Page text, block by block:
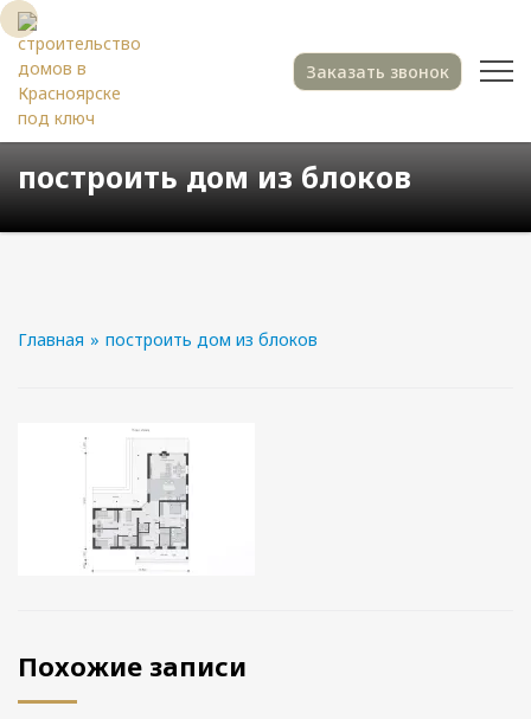
Заказать звонок
построить дом из блоков
Главная » построить дом из блоков
Похожие записи